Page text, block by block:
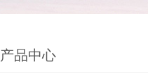
产品中心